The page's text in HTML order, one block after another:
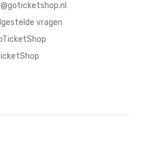
vragen